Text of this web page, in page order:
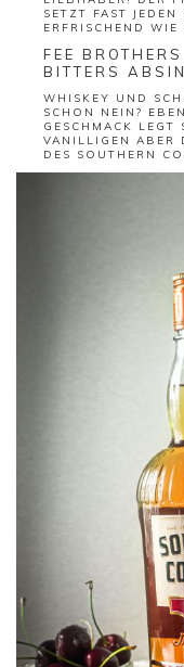
SETZT FAST
ERFRISCHEND WIE
FEE
BITTERS
WHISKEY UND
SCHON NEIN?
GESCHMACK
VANILLIGEN ABER
DES SOUTHERN